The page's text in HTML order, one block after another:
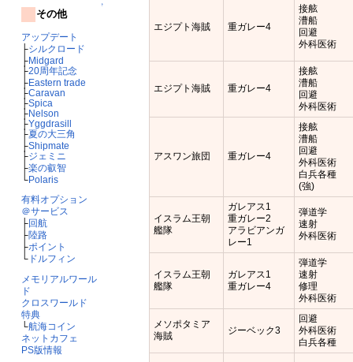
↑
その他
アップデート
├シルクロード
├Midgard
├20周年記念
├Eastern trade
├Caravan
├Spica
├Nelson
├Yggdrasill
├夏の大三角
├Shipmate
├ジェミニ
├楽の叡智
└Polaris
有料オプション
＠サービス
├回航
├陸路
├ポイント
└ドルフィン
メモリアルワール
ド
クロスワールド
特典
└航海コイン
ネットカフェ
PS版情報
エジプト海賊 重ガレー4
接舷
漕船
回避
外科医術
エジプト海賊 重ガレー4
接舷
漕船
回避
外科医術
アスワン旅団 重ガレー4
接舷
漕船
回避
外科医術
白兵各種
(強)
イスラム王朝
艦隊
ガレアス1
重ガレー2
アラビアンガ
レー1
弾道学
速射
外科医術
イスラム王朝
艦隊
ガレアス1
重ガレー4
弾道学
速射
修理
外科医術
メソポタミア
海賊
ジーベック3
回避
外科医術
白兵各種